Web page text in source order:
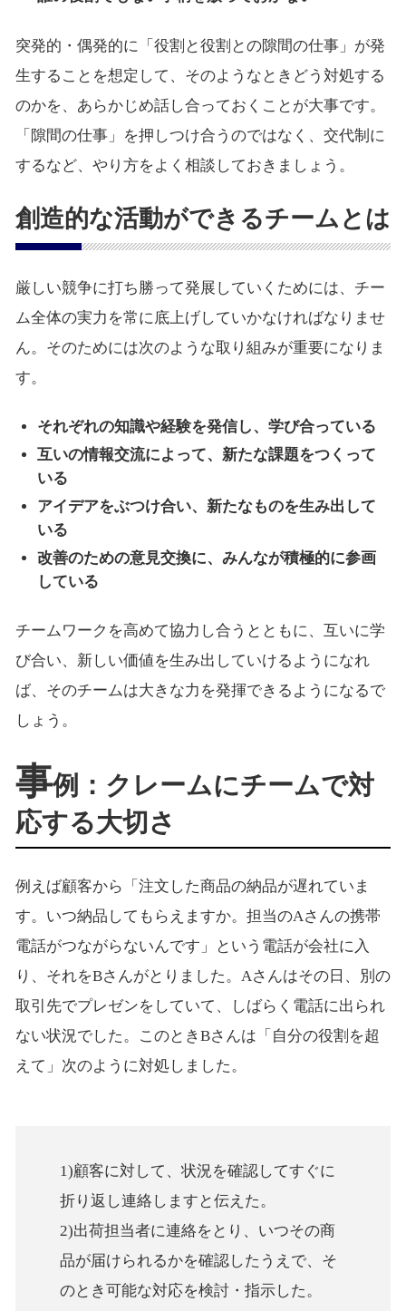
突発的・偶発的に「役割と役割との隙間の仕事」が発
生することを想定して、そのようなときどう対処する
のかを、あらかじめ話し合っておくことが大事です。
「隙間の仕事」を押しつけ合うのではなく、交代制に
するなど、やり方をよく相談しておきましょう。
創造的な活動ができるチームとは
厳しい競争に打ち勝って発展していくためには、チー
ム全体の実力を常に底上げしていかなければなりませ
ん。そのためには次のような取り組みが重要になりま
す。
それぞれの知識や経験を発信し、学び合っている
互いの情報交流によって、新たな課題をつくって
いる
アイデアをぶつけ合い、新たなものを生み出して
いる
改善のための意見交換に、みんなが積極的に参画
している
チームワークを高めて協力し合うとともに、互いに学
び合い、新しい価値を生み出していけるようになれ
ば、そのチームは大きな力を発揮できるようになるで
しょう。
事例：クレームにチームで対
応する大切さ
例えば顧客から「注文した商品の納品が遅れていま
す。いつ納品してもらえますか。担当のAさんの携帯
電話がつながらないんです」という電話が会社に入
り、それをBさんがとりました。Aさんはその日、別の
取引先でプレゼンをしていて、しばらく電話に出られ
ない状況でした。このときBさんは「自分の役割を超
えて」次のように対処しました。
1)顧客に対して、状況を確認してすぐに
折り返し連絡しますと伝えた。
2)出荷担当者に連絡をとり、いつその商
品が届けられるかを確認したうえで、そ
のとき可能な対応を検討・指示した。